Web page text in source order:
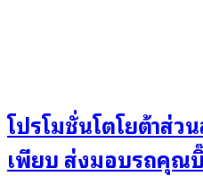
โปรโมชั่นโตโยต้าส่ว
เพียบ ส่งมอบรถคุณ